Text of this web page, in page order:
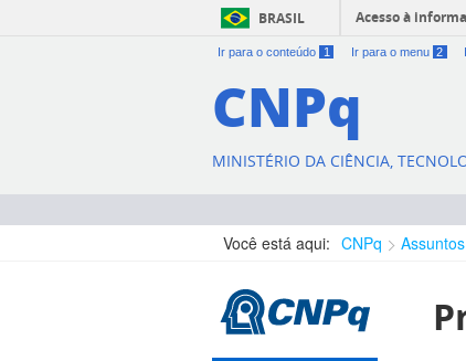
BRASIL Acesso à
Ir para o conteúdo 1 Ir para o menu 2
CNPq
MINISTÉRIO DA CIÊNCIA,
Você está aqui: CNPq Assuntos